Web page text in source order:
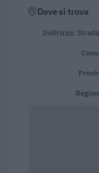
Dove si trova
Indirizzo: